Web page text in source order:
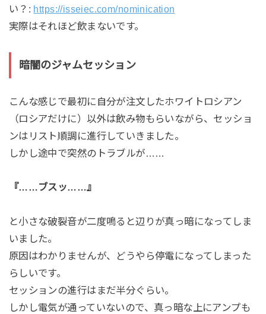
い？: https://isseiec.com/nominication
実際はそれほど飲まないです。
暗闇のジャムセッション
こんな感じで最初に自分が注文したホワイトロシアン
（ロシアだけに）以外は飲み物もらいながら、セッショ
ンはリスト順調に進行していきました。
しかし途中で突然のトラブルが……
『……ブスッ……』
と小さな破裂音が二度鳴ると辺りが真っ暗になってしま
いました。
原因はわかりませんが、どうやら停電になってしまった
らしいです。
セッションの進行はまだ半分ぐらい。
しかし電気が通っていないので、真っ暗な上にアンプも